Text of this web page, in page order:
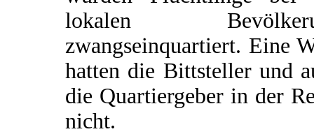
lokalen
zwangseinquartiert. Eine
hatten die Bittsteller und
die Quartiergeber in der
nicht.